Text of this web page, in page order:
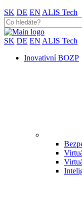
SK DE EN ALIS Tech
Search
for:
SK DE EN ALIS Tech
Inovativní BOZP